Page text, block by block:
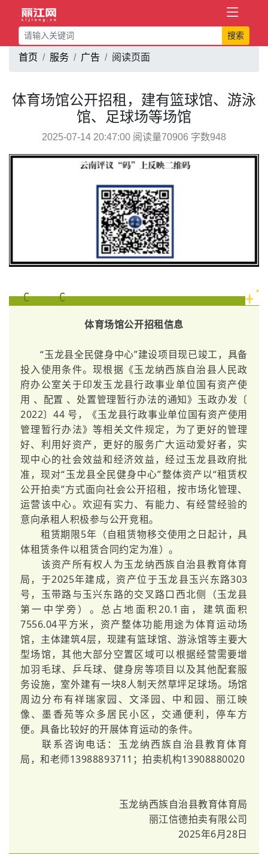
搜索
首页 服务 广告 阅读页面
体育场馆公开招租，建有篮球馆、游泳
馆、足球场等场馆
2025-07-14 20:47:00 阅读量70906 字数948
体育场馆公开招租信息
“玉龙县全民健身中心”建设项目现已竣工，具备
投入使用条件。现根据《玉龙纳西族自治县人民政
府办公室关于印发玉龙县行政事业单位国有资产使
用 、配置 、处置管理暂行办法的通知》玉政办发〔
2022〕44 号，《玉龙县行政事业单位国有资产使用
管理暂行办法》等相关文件规定，为了更好的管理
好、利用好资产，更好的服务广大运动爱好者，实
现中心的社会效益和经济效益，经过玉龙县政府批
准，现对“玉龙县全民健身中心”整体资产以“租赁权
公开拍卖”方式面向社会公开招租，按市场化管理、
运营该中心。欢迎有实力、有能力、有经营经验的
意向承租人积极参与公开竞租。
租赁期限5年（自租赁物移交使用之日起计，具
体租赁条件以租赁合同约定为准）。
该资产所有权人为玉龙纳西族自治县教育体育
局，于2025年建成，资产位于玉龙县玉兴东路303
号，玉带路与玉兴东路的交叉路口西北侧（玉龙县
第一中学旁）。总占地面积20.1亩，建筑面积
7556.04平方米，资产整体功能用途为体育运动场
馆，主体建筑4层，现建有篮球馆、游泳馆等主要大
型场馆，其他大部分空置区域可以根据经营需要增
加羽毛球、乒乓球、健身房等项目以及其他配套服
务设施，室外建有一块8人制天然草坪足球场。场馆
周边分布有祥瑞家园、文泽园、中和园、丽江映
像、墨香苑等众多居民小区，交通便利，停车方
便。具备比较好的开展体育运动的条件。
联系咨询电话：玉龙纳西族自治县教育体育
局，和老师13988893711；拍卖机构13908880020
玉龙纳西族自治县教育体育局
丽江信德拍卖有限公司
2025年6月28日